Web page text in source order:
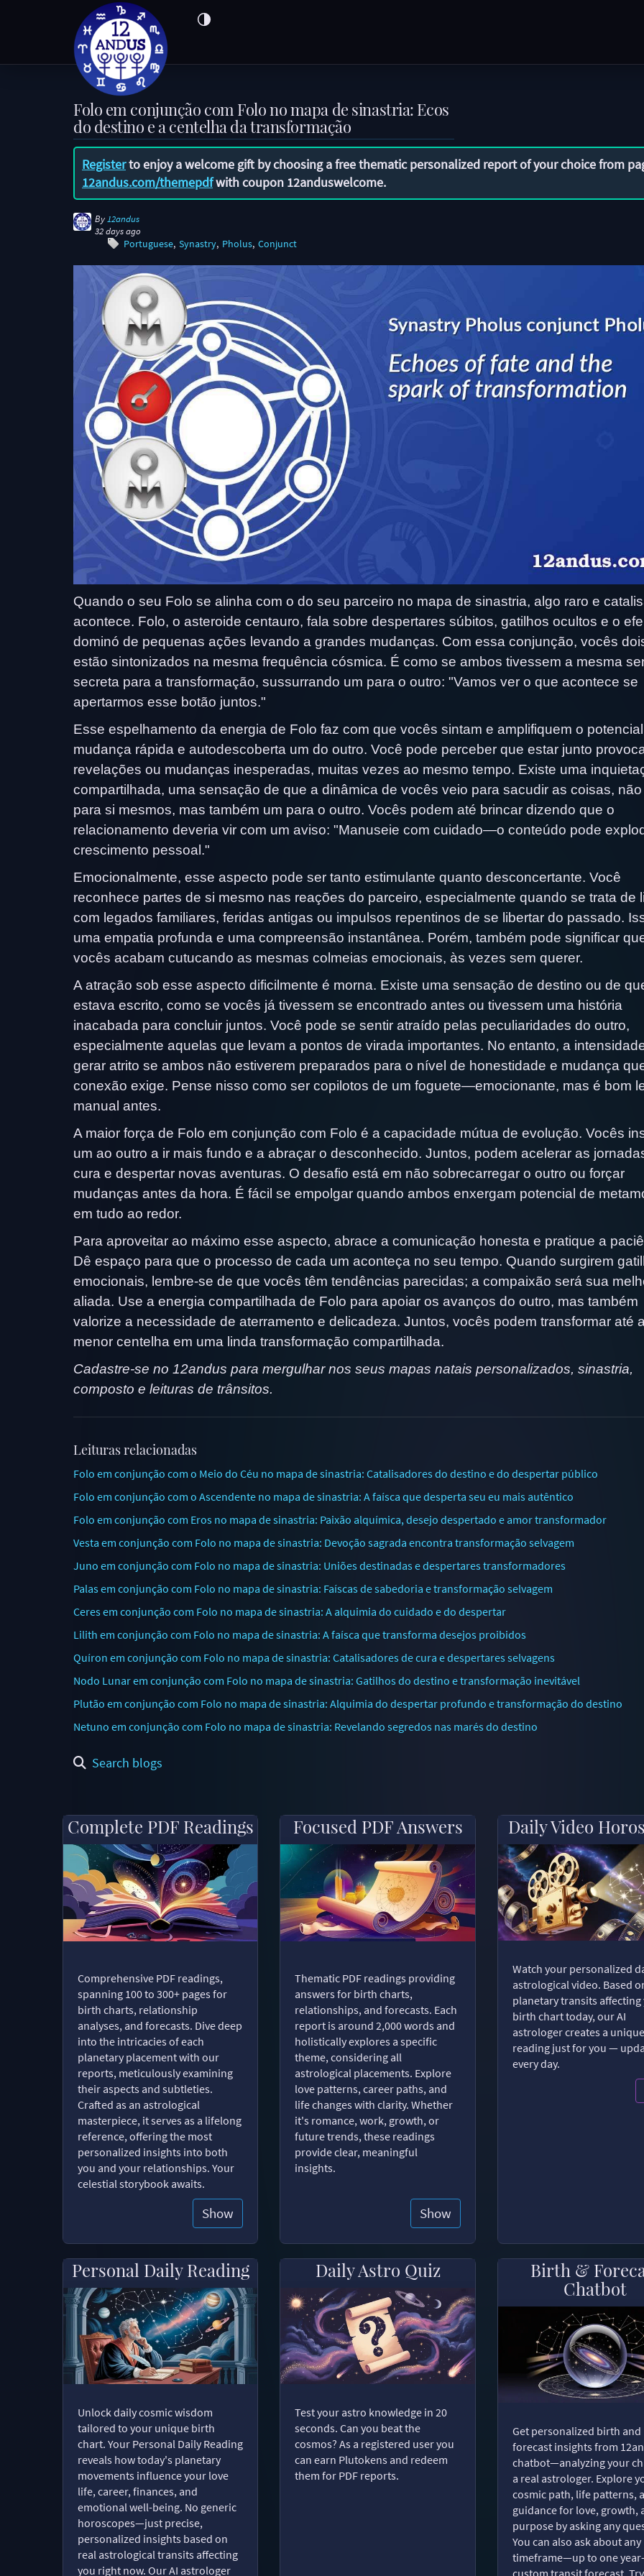
Folo em conjunção com Folo no mapa de sinastria: Ecos
do destino e a centelha da transformação
Registerto enjoy a welcome gift by choosing a free thematic personalized report of your choice from
12andus.com/themepdfwith coupon 12anduswelcome.
By 12andus
32 days ago
Portuguese Synastry Pholus Conjunct
Quando o seu Folo se alinha com o do seu parceiro no mapa de sinastria, algo raro e
acontece. Folo, o asteroide centauro, fala sobre despertares súbitos, gatilhos ocultos e o
dominó de pequenas ações levando a grandes mudanças. Com essa conjunção, vocês
estão sintonizados na mesma frequência cósmica. É como se ambos tivessem a mesma
secreta para a transformação, sussurrando um para o outro: "Vamos ver o que acontece se
apertarmos esse botão juntos."
Esse espelhamento da energia de Folo faz com que vocês sintam e amplifiquem o
mudança rápida e autodescoberta um do outro. Você pode perceber que estar junto
revelações ou mudanças inesperadas, muitas vezes ao mesmo tempo. Existe uma
compartilhada, uma sensação de que a dinâmica de vocês veio para sacudir as coisas,
para si mesmos, mas também um para o outro. Vocês podem até brincar dizendo que o
relacionamento deveria vir com um aviso: "Manuseie com cuidado—o conteúdo pode
crescimento pessoal."
Emocionalmente, esse aspecto pode ser tanto estimulante quanto desconcertante. Você
reconhece partes de si mesmo nas reações do parceiro, especialmente quando se trata de
com legados familiares, feridas antigas ou impulsos repentinos de se libertar do passado.
uma empatia profunda e uma compreensão instantânea. Porém, também pode significar
vocês acabam cutucando as mesmas colmeias emocionais, às vezes sem querer.
A atração sob esse aspecto dificilmente é morna. Existe uma sensação de destino ou de
estava escrito, como se vocês já tivessem se encontrado antes ou tivessem uma história
inacabada para concluir juntos. Você pode se sentir atraído pelas peculiaridades do outro,
especialmente aquelas que levam a pontos de virada importantes. No entanto, a
gerar atrito se ambos não estiverem preparados para o nível de honestidade e mudança
conexão exige. Pense nisso como ser copilotos de um foguete—emocionante, mas é bom
manual antes.
A maior força de Folo em conjunção com Folo é a capacidade mútua de evolução. Vocês
um ao outro a ir mais fundo e a abraçar o desconhecido. Juntos, podem acelerar as
cura e despertar novas aventuras. O desafio está em não sobrecarregar o outro ou forçar
mudanças antes da hora. É fácil se empolgar quando ambos enxergam potencial de
em tudo ao redor.
Para aproveitar ao máximo esse aspecto, abrace a comunicação honesta e pratique a
Dê espaço para que o processo de cada um aconteça no seu tempo. Quando surgirem
emocionais, lembre-se de que vocês têm tendências parecidas; a compaixão será sua
aliada. Use a energia compartilhada de Folo para apoiar os avanços do outro, mas também
valorize a necessidade de aterramento e delicadeza. Juntos, vocês podem transformar até
menor centelha em uma linda transformação compartilhada.
Cadastre-se no 12andus para mergulhar nos seus mapas natais personalizados, sinastria,
composto e leituras de trânsitos.
Leituras relacionadas
Folo em conjunção com o Meio do Céu no mapa de sinastria: Catalisadores do destino e do despertar público
Folo em conjunção com o Ascendente no mapa de sinastria: A faísca que desperta seu eu mais autêntico
Folo em conjunção com Eros no mapa de sinastria: Paixão alquímica, desejo despertado e amor transformador
Vesta em conjunção com Folo no mapa de sinastria: Devoção sagrada encontra transformação selvagem
Juno em conjunção com Folo no mapa de sinastria: Uniões destinadas e despertares transformadores
Palas em conjunção com Folo no mapa de sinastria: Faíscas de sabedoria e transformação selvagem
Ceres em conjunção com Folo no mapa de sinastria: A alquimia do cuidado e do despertar
Lilith em conjunção com Folo no mapa de sinastria: A faísca que transforma desejos proibidos
Quíron em conjunção com Folo no mapa de sinastria: Catalisadores de cura e despertares selvagens
Nodo Lunar em conjunção com Folo no mapa de sinastria: Gatilhos do destino e transformação inevitável
Plutão em conjunção com Folo no mapa de sinastria: Alquimia do despertar profundo e transformação do destino
Netuno em conjunção com Folo no mapa de sinastria: Revelando segredos nas marés do destino
Search blogs
Complete PDF Readings
Comprehensive PDF readings,
spanning 100 to 300+ pages for
birth charts, relationship
analyses, and forecasts. Dive deep
into the intricacies of each
planetary placement with our
reports, meticulously examining
their aspects and subtleties.
Crafted as an astrological
masterpiece, it serves as a lifelong
reference, offering the most
personalized insights into both
you and your relationships. Your
celestial storybook awaits.
Show
Focused PDF Answers
Thematic PDF readings providing
answers for birth charts,
relationships, and forecasts. Each
report is around 2,000 words and
holistically explores a specific
theme, considering all
astrological placements. Explore
love patterns, career paths, and
life changes with clarity. Whether
it's romance, work, growth, or
future trends, these readings
provide clear, meaningful
insights.
Show
Daily Video
Watch your personalized
astrological video. Based
planetary transits affecting
birth chart today, our AI
astrologer creates a
reading just for you —
every day.
Personal Daily Reading
Unlock daily cosmic wisdom
tailored to your unique birth
chart. Your Personal Daily Reading
reveals how today's planetary
movements influence your love
life, career, finances, and
emotional well-being. No generic
horoscopes—just precise,
personalized insights based on
real astrological transits affecting
you right now. Our AI astrologer
Daily Astro Quiz
Test your astro knowledge in 20
seconds. Can you beat the
cosmos? As a registered user you
can earn Plutokens and redeem
them for PDF reports.
Birth &
Chatbot
Get personalized birth and
forecast insights from
chatbot—analyzing your
a real astrologer. Explore
cosmic path, life patterns,
guidance for love, growth,
purpose by asking any
You can also ask about any
timeframe—up to one
custom transit forecast. Try